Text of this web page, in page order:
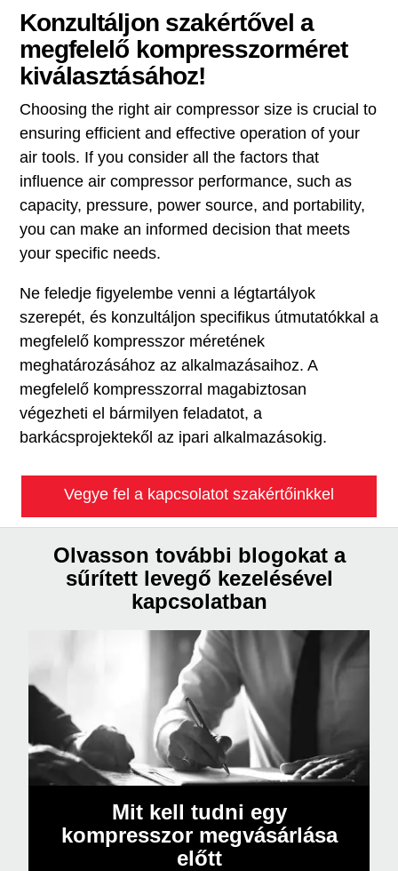
Konzultáljon szakértővel a
megfelelő kompresszorméret
kiválasztásához!
Choosing the right air compressor size is crucial to
ensuring efficient and effective operation of your
air tools. If you consider all the factors that
influence air compressor performance, such as
capacity, pressure, power source, and portability,
you can make an informed decision that meets
your specific needs.
Ne feledje figyelembe venni a légtartályok
szerepét, és konzultáljon specifikus útmutatókkal a
megfelelő kompresszor méretének
meghatározásához az alkalmazásaihoz. A
megfelelő kompresszorral magabiztosan
végezheti el bármilyen feladatot, a
barkácsprojektekől az ipari alkalmazásokig.
Vegye fel a kapcsolatot szakértőinkkel
Olvasson további blogokat a
sűrített levegő kezelésével
kapcsolatban
Mit kell tudni egy
kompresszor megvásárlása
előtt